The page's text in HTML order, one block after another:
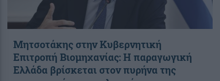
Μητσοτάκης στην Κυβερνητική
Επιτροπή Βιομηχανίας: Η παραγωγική
Ελλάδα βρίσκεται στον πυρήνα της